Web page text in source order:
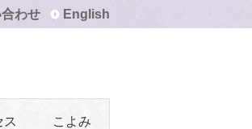
わせ English
ス こよみ